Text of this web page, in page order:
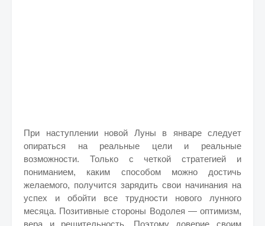
При наступлении новой Луны в январе следует
опираться на реальные цели и реальные
возможности. Только с четкой стратегией и
пониманием, каким способом можно достичь
желаемого, получится зарядить свои начинания на
успех и обойти все трудности нового лунного
месяца. Позитивные стороны Водолея — оптимизм,
вера и решительность. Поэтому доверие своим